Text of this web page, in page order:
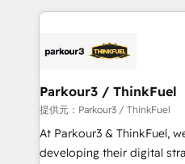
businesses worldwide. As Elite HubSpot Partners, we
strategies that integrate
companies scale faster and smarter.
Demand generation for all your
you invest in 100% of your
growth and positioning
Parkour3 / ThinkFuel
提供元：Parkour3 / ThinkFuel
At Parkour3 & ThinkFuel,
developing their digital